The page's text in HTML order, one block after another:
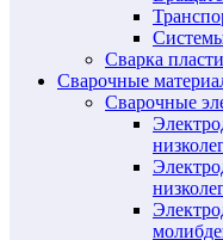
Сварка
Сварочные
Сварочные